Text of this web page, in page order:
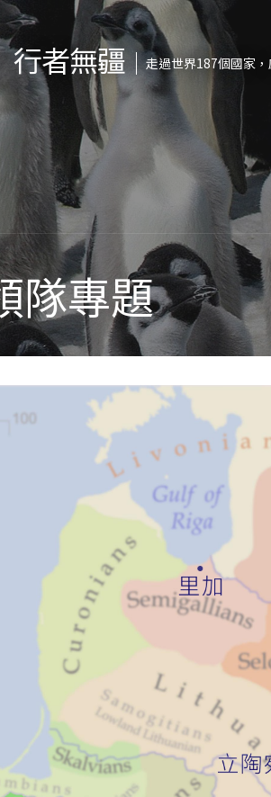
行者無疆 走過世界187個國家
隊專題